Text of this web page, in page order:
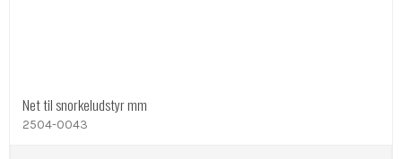
Net til snorkeludstyr mm
2504-0043